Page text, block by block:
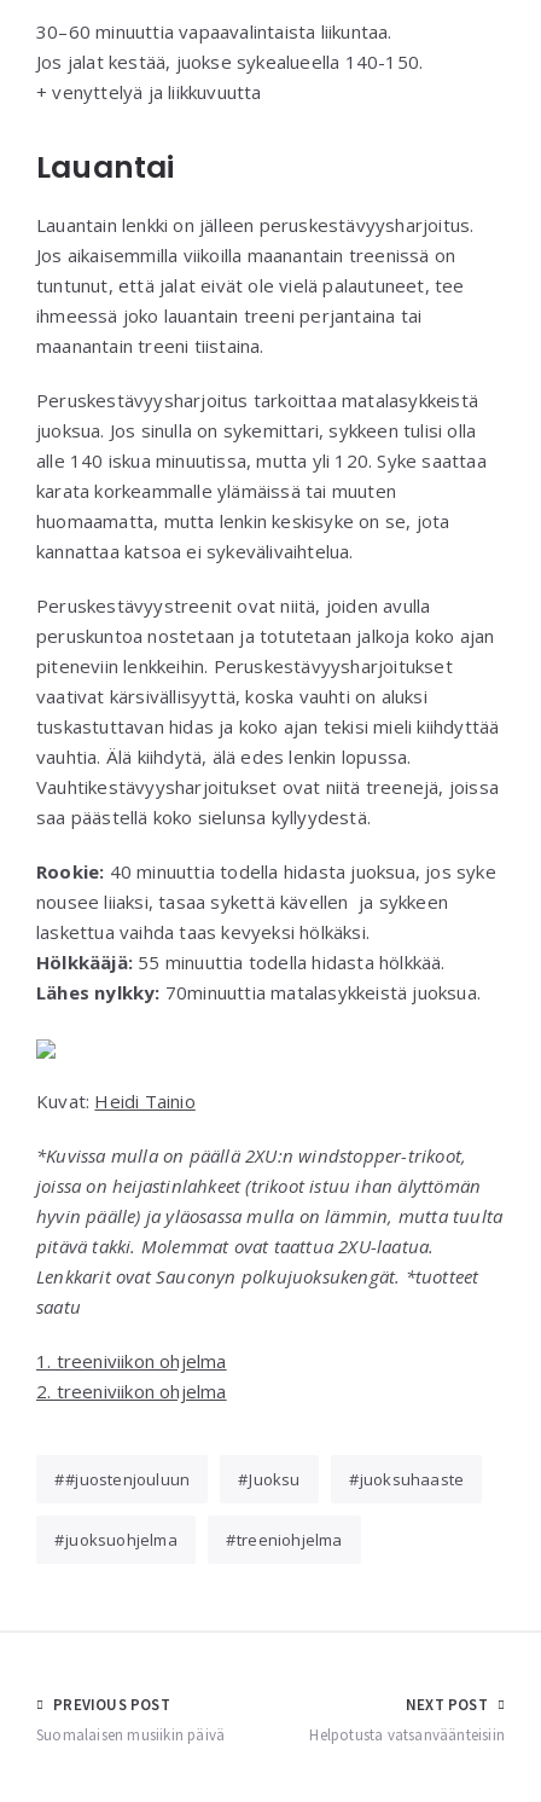
30–60 minuuttia vapaavalintaista liikuntaa.
Jos jalat kestää, juokse sykealueella 140-150.
+ venyttelyä ja liikkuvuutta
Lauantai
Lauantain lenkki on jälleen peruskestävyysharjoitus.
Jos aikaisemmilla viikoilla maanantain treenissä on
tuntunut, että jalat eivät ole vielä palautuneet, tee
ihmeessä joko lauantain treeni perjantaina tai
maanantain treeni tiistaina.
Peruskestävyysharjoitus tarkoittaa matalasykkeistä
juoksua. Jos sinulla on sykemittari, sykkeen tulisi olla
alle 140 iskua minuutissa, mutta yli 120. Syke saattaa
karata korkeammalle ylämäissä tai muuten
huomaamatta, mutta lenkin keskisyke on se, jota
kannattaa katsoa ei sykevälivaihtelua.
Peruskestävyystreenit ovat niitä, joiden avulla
peruskuntoa nostetaan ja totutetaan jalkoja koko ajan
piteneviin lenkkeihin. Peruskestävyysharjoitukset
vaativat kärsivällisyyttä, koska vauhti on aluksi
tuskastuttavan hidas ja koko ajan tekisi mieli kiihdyttää
vauhtia. Älä kiihdytä, älä edes lenkin lopussa.
Vauhtikestävyysharjoitukset ovat niitä treenejä, joissa
saa päästellä koko sielunsa kyllyydestä.
Rookie: 40 minuuttia todella hidasta juoksua, jos syke
nousee liiaksi, tasaa sykettä kävellen ja sykkeen
laskettua vaihda taas kevyeksi hölkäksi.
Hölkkääjä: 55 minuuttia todella hidasta hölkkää.
Lähes nylkky: 70minuuttia matalasykkeistä juoksua.
Kuvat: Heidi Tainio
*Kuvissa mulla on päällä 2XU:n windstopper-trikoot,
joissa on heijastinlahkeet (trikoot istuu ihan älyttömän
hyvin päälle) ja yläosassa mulla on lämmin, mutta tuulta
pitävä takki. Molemmat ovat taattua 2XU-laatua.
Lenkkarit ovat Sauconyn polkujuoksukengät. *tuotteet
saatu
1. treeniviikon ohjelma
2. treeniviikon ohjelma
#juostenjouluun Juoksu juoksuhaaste
juoksuohjelma treeniohjelma
Post
navigation
PREVIOUS POST
Suomalaisen musiikin päivä
NEXT POST
Helpotusta vatsanväänteisiin